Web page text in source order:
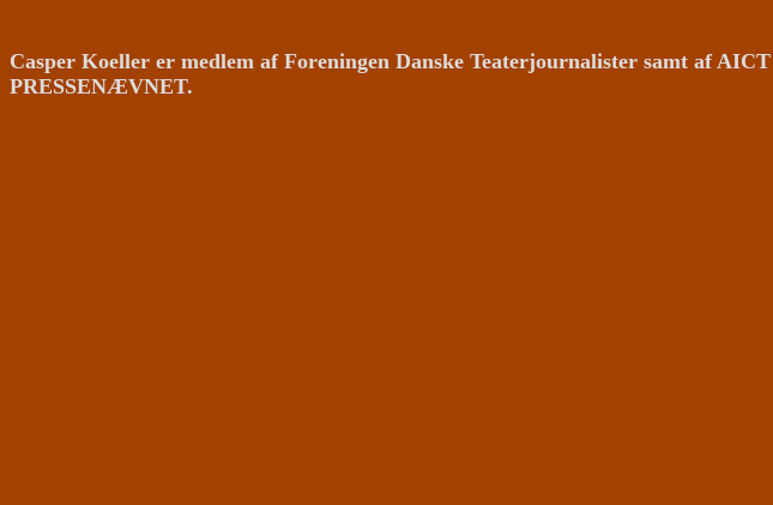
Casper Koeller er medlem af Foreningen Danske Teaterjournalister samt af
PRESSENÆVNET.